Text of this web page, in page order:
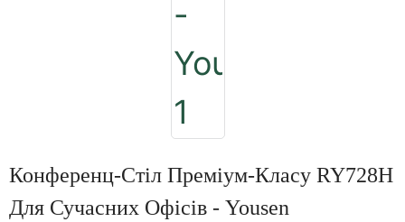
Конференц-Стіл Преміум-Класу RY728H
Для Сучасних Офісів - Yousen